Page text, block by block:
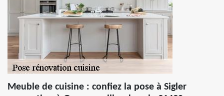
Meuble de cuisine : confiez la pose à Sigler